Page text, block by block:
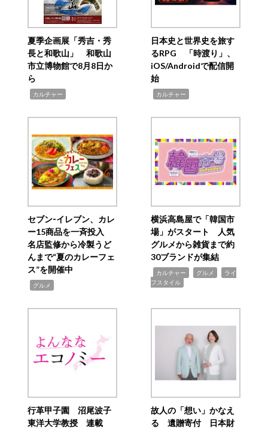
夏季企画展「秀吉・秀
長と和歌山」 和歌山
市立博物館で8月8日か
ら
カルチャー
日本史と世界史を旅す
るRPG 「時渡り」、
iOS/Androidで配信開
始
カルチャー
セブン‐イレブン、カレ
ー15商品を一斉投入
名店監修から冷製うど
んまで“夏のカレーフェ
ス”を開催中
グルメ
横浜高島屋で「韓国市
場」がスタート 人気
グルメから雑貨まで約
30ブランドが集結
カルチャー グルメ
ライ
フスタイル
行革甲子園 沼尾波子
東洋大学教授 連載
故人の「想い」かなえ
る 遺贈寄付 日本財